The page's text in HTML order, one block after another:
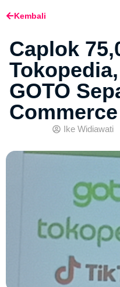
Kembali
Caplok
GOTO
Commerce
Ike Widiawati